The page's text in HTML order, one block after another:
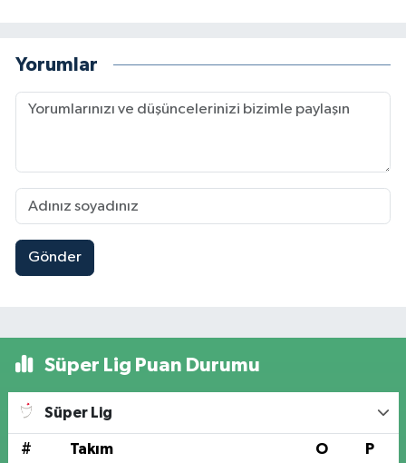
Yorumlar
Gönder
Süper Lig Puan Durumu
Süper Lig
# Takım O P